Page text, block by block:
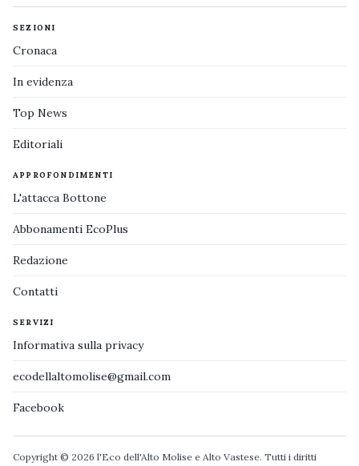
SEZIONI
Cronaca
In evidenza
Top News
Editoriali
APPROFONDIMENTI
L'attacca Bottone
Abbonamenti EcoPlus
Redazione
Contatti
SERVIZI
Informativa sulla privacy
ecodellaltomolise@gmail.com
Facebook
Copyright © 2026 l'Eco dell'Alto Molise e Alto Vastese. Tutti i diritti